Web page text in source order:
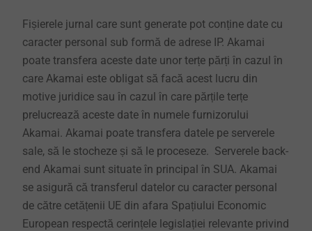
Fișierele jurnal care sunt generate pot conține date cu
caracter personal sub formă de adrese IP. Akamai
poate transfera aceste date unor terțe părți în cazul în
care Akamai este obligat să facă acest lucru din
motive juridice sau în cazul în care părțile terțe
prelucrează aceste date în numele furnizorului
Akamai. Akamai poate transfera datele pe serverele
sale, să le stocheze și să le proceseze. Serverele back-
end Akamai sunt situate în principal în SUA. Akamai
se asigură că transferul datelor cu caracter personal
de către cetățenii UE din afara Spațiului Economic
European respectă cerințele legislației relevante privind